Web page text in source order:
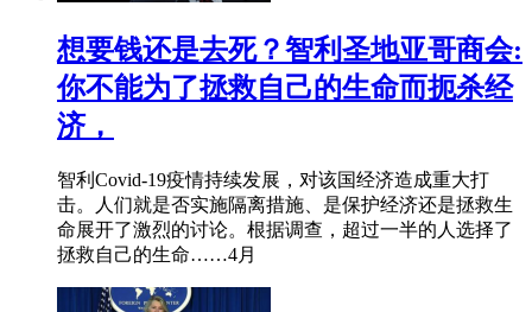
想要钱还是去死？智利圣地亚哥商会:
你不能为了拯救自己的生命而扼杀经
济，
智利Covid-19疫情持续发展，对该国经济造成重大打
击。人们就是否实施隔离措施、是保护经济还是拯救生
命展开了激烈的讨论。根据调查，超过一半的人选择了
拯救自己的生命……4月